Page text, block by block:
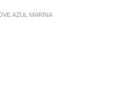
AZUL MARINA